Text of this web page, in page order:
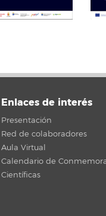
Enlaces de interés
Presentación
Red de colaboradores
Aula Virtual
Calendario de
Científicas